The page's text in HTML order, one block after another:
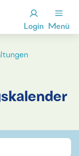
Login Menü